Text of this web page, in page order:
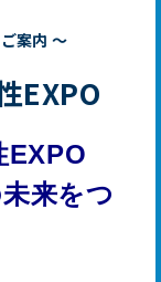
案内 ～
EXPO
EXPO
来をつ